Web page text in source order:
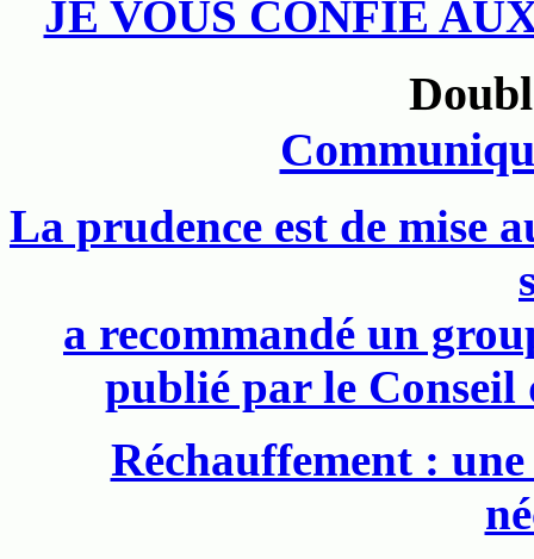
JE VOUS CONFIE
La prudence est de mise
a recommandé un
publié par le Conseil
Réchauffement :